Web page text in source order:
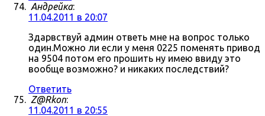
Андрейка:
11.04.2011 в 20:07
Здарвствуй админ ответь мне на вопрос только
один.Можно ли если у меня 0225 поменять привод
на 9504 потом его прошить ну имею ввиду это
вообще возможно? и никаких последствий?
Ответить
Z@Rkon:
11.04.2011 в 20:55